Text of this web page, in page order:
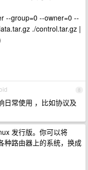
--group=0 --owner=0 --
./control.tar.gz |
8
日常使用 ，比如协议及
发行版。你可以将
种路由器上的系统，换成